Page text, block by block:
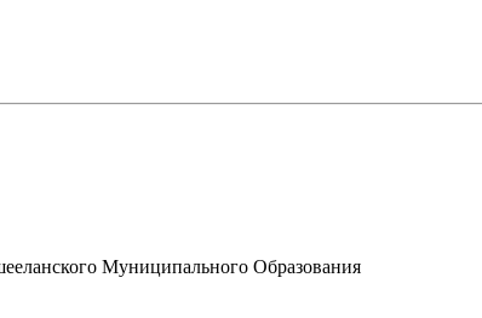
Муниципального Образования